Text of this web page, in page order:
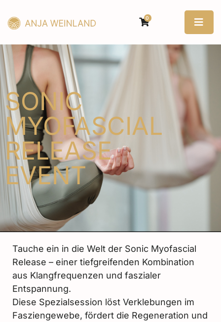
0
SONIC
MYOFASCIAL
RELEASE
EVENT
Tauche ein in die Welt der Sonic Myofascial
Release – einer tiefgreifenden Kombination
aus Klangfrequenzen und faszialer
Entspannung.
Diese Spezialsession löst Verklebungen im
Fasziengewebe, fördert die Regeneration und